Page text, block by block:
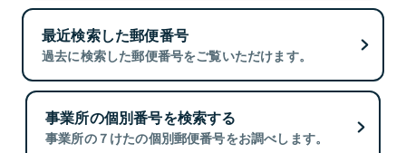
最近検索した郵便番号
過去に検索した郵便番号をご覧いただけます。
事業所の個別番号を検索する
事業所の７けたの個別郵便番号をお調べします。